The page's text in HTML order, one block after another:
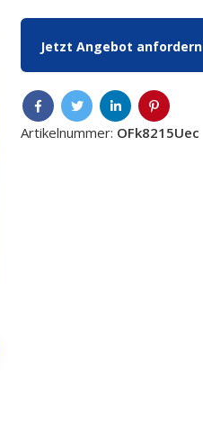
Jetzt Angebot anfordern
Artikelnummer: OFk8215Uec